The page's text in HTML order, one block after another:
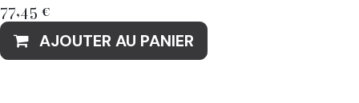
77,45 €
AJOUTER AU PANIER